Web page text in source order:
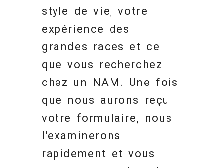
style de vie, votre
expérience des
grandes races et ce
que vous recherchez
chez un NAM. Une fois
que nous aurons reçu
votre formulaire, nous
l'examinerons
rapidement et vous